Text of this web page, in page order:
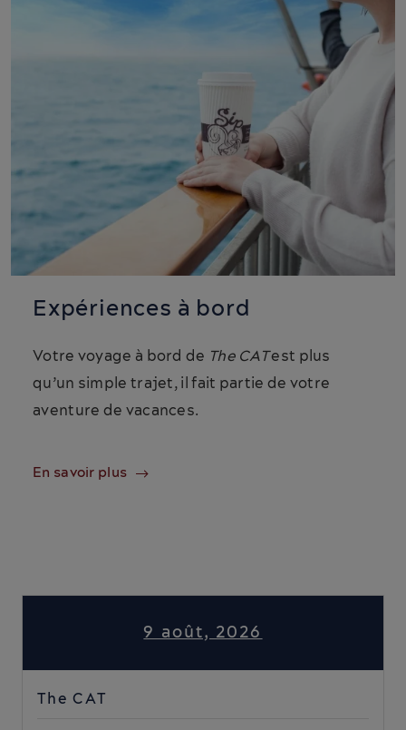
Expériences à bord
Votre voyage à bord de The CATest plus
qu’un simple trajet, il fait partie de votre
aventure de vacances.
En savoir plus
9 août, 2026
The CAT